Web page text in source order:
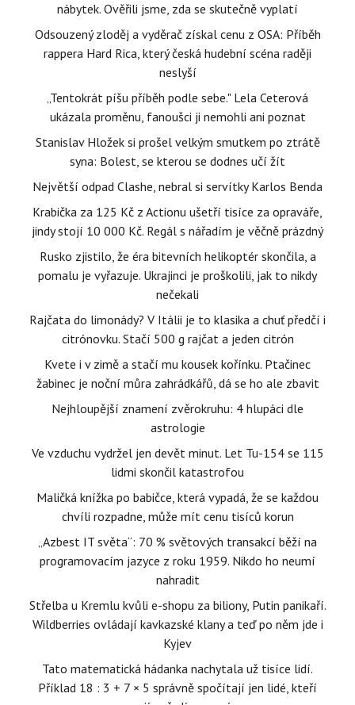
nábytek. Ověřili jsme, zda se skutečně vyplatí
Odsouzený zloděj a vyděrač získal cenu z OSA: Příběh
rappera Hard Rica, který česká hudební scéna raději
neslyší
„Tentokrát píšu příběh podle sebe." Lela Ceterová
ukázala proměnu, fanoušci ji nemohli ani poznat
Stanislav Hložek si prošel velkým smutkem po ztrátě
syna: Bolest, se kterou se dodnes učí žít
Největší odpad Clashe, nebral si servítky Karlos Benda
Krabička za 125 Kč z Actionu ušetří tisíce za opraváře,
jindy stojí 10 000 Kč. Regál s nářadím je věčně prázdný
Rusko zjistilo, že éra bitevních helikoptér skončila, a
pomalu je vyřazuje. Ukrajinci je proškolili, jak to nikdy
nečekali
Rajčata do limonády? V Itálii je to klasika a chuť předčí i
citrónovku. Stačí 500 g rajčat a jeden citrón
Kvete i v zimě a stačí mu kousek kořínku. Ptačinec
žabinec je noční můra zahrádkářů, dá se ho ale zbavit
Nejhloupější znamení zvěrokruhu: 4 hlupáci dle
astrologie
Ve vzduchu vydržel jen devět minut. Let Tu-154 se 115
lidmi skončil katastrofou
Maličká knížka po babičce, která vypadá, že se každou
chvíli rozpadne, může mít cenu tisíců korun
„Azbest IT světa“: 70 % světových transakcí běží na
programovacím jazyce z roku 1959. Nikdo ho neumí
nahradit
Střelba u Kremlu kvůli e-shopu za biliony, Putin panikaří.
Wildberries ovládají kavkazské klany a teď po něm jde i
Kyjev
Tato matematická hádanka nachytala už tisíce lidí.
Příklad 18 : 3 + 7 × 5 správně spočítají jen lidé, kteří